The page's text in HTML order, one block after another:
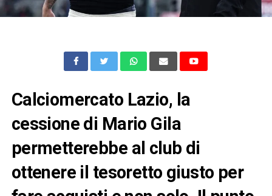
Calciomercato Lazio, la
cessione di Mario Gila
permetterebbe al club di
ottenere il tesoretto giusto per